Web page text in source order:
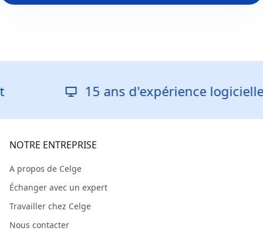
15 ans d'expérience logicielle
NOTRE ENTREPRISE
A propos de Celge
Échanger avec un expert
Travailler chez Celge
Nous contacter